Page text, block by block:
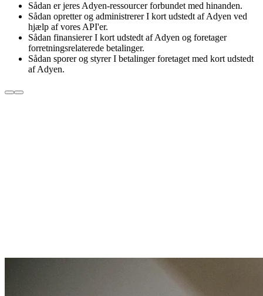
Sådan er jeres Adyen-ressourcer forbundet med hinanden.
Sådan opretter og administrerer I kort udstedt af Adyen ved
hjælp af vores API'er.
Sådan finansierer I kort udstedt af Adyen og foretager
forretningsrelaterede betalinger.
Sådan sporer og styrer I betalinger foretaget med kort udstedt
af Adyen.
Læs kundecasenLæs kundecasen